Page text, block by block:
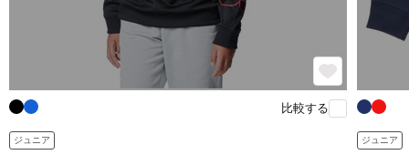
比較する
ジュニア ジュニア